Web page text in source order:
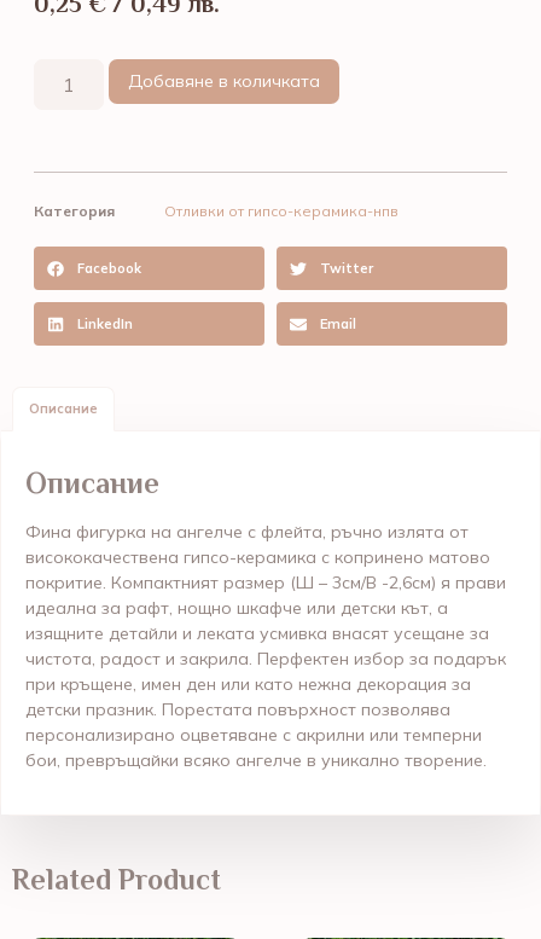
Добавяне в количката
Категория Отливки от гипсо-керамика-нпв
Facebook Twitter
LinkedIn Email
Описание
Описание
Фина фигурка на ангелче с флейта, ръчно излята от
висококачествена гипсо-керамика с копринено матово
покритие. Компактният размер (Ш – 3см/В -2,6см) я прави
идеална за рафт, нощно шкафче или детски кът, а
изящните детайли и леката усмивка внасят усещане за
чистота, радост и закрила. Перфектен избор за подарък
при кръщене, имен ден или като нежна декорация за
детски празник. Порестата повърхност позволява
персонализирано оцветяване с акрилни или темперни
бои, превръщайки всяко ангелче в уникално творение.
Related Product